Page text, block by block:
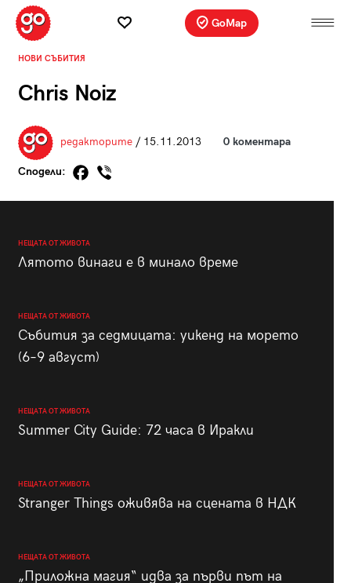
GoMap
НОВИ СЪБИТИЯ
Chris Noiz
редакторите/ 15.11.2013 0 коментара
Сподели:
НЕЩАТА ОТ ЖИВОТА
Лятото винаги е в минало време
НЕЩАТА ОТ ЖИВОТА
Събития за седмицата: уикенд на морето
(6–9 август)
НЕЩАТА ОТ ЖИВОТА
Summer City Guide: 72 часа в Иракли
НЕЩАТА ОТ ЖИВОТА
Stranger Things оживява на сцената в НДК
НЕЩАТА ОТ ЖИВОТА
„Приложна магия“ идва за първи път на